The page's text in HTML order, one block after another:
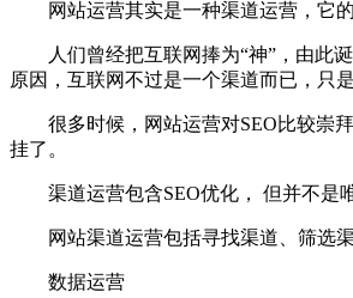
网站运营其实是一种渠道运营，它的
人们曾经把互联网捧为“神”，由此诞
原因，互联网不过是一个渠道而已，只
很多时候，网站运营对SEO比较崇拜
挂了。
渠道运营包含SEO优化， 但并不是唯
网站渠道运营包括寻找渠道、筛选渠
数据运营